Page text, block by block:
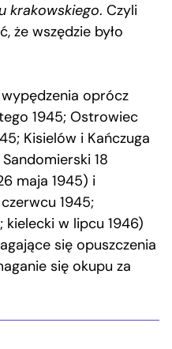
krakowskiego. Czyli
że wszędzie było
oprócz
1945; Ostrowiec
Kisielów i Kańczuga
18
maja 1945) i
1945;
kielecki w lipcu 1946)
się opuszczenia
się okupu za